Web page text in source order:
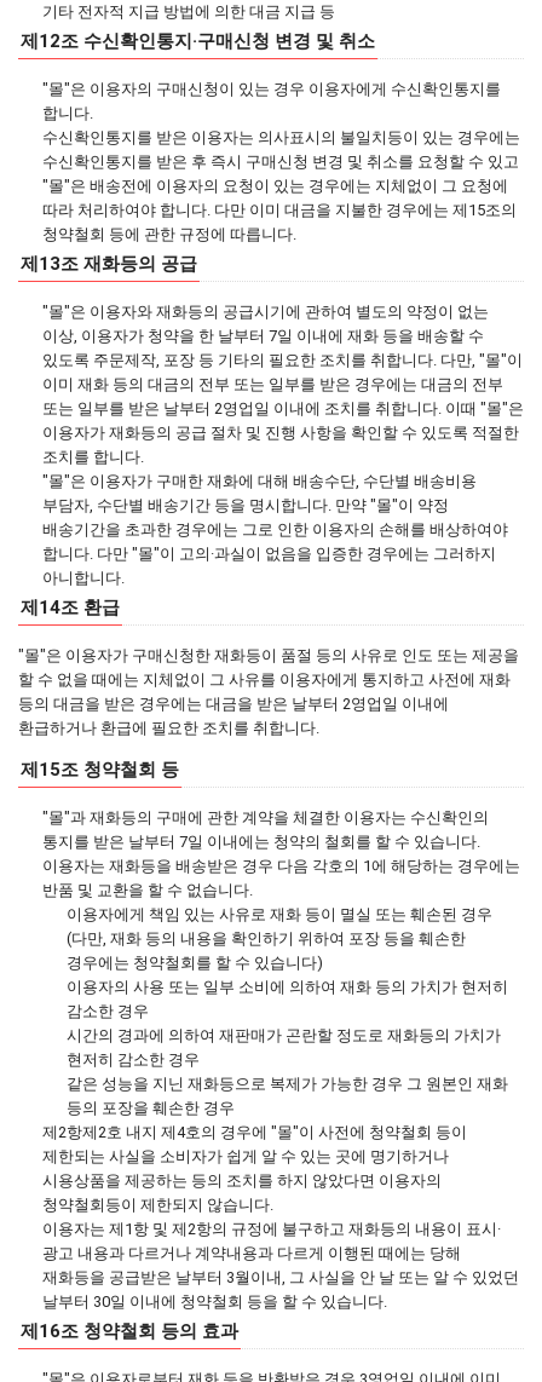
기타 전자적 지급 방법에 의한 대금 지급 등
제12조 수신확인통지·구매신청 변경 및 취소
"몰"은 이용자의 구매신청이 있는 경우 이용자에게 수신확인통지를
합니다.
수신확인통지를 받은 이용자는 의사표시의 불일치등이 있는 경우에는
수신확인통지를 받은 후 즉시 구매신청 변경 및 취소를 요청할 수 있고
"몰"은 배송전에 이용자의 요청이 있는 경우에는 지체없이 그 요청에
따라 처리하여야 합니다. 다만 이미 대금을 지불한 경우에는 제15조의
청약철회 등에 관한 규정에 따릅니다.
제13조 재화등의 공급
"몰"은 이용자와 재화등의 공급시기에 관하여 별도의 약정이 없는
이상, 이용자가 청약을 한 날부터 7일 이내에 재화 등을 배송할 수
있도록 주문제작, 포장 등 기타의 필요한 조치를 취합니다. 다만, "몰"이
이미 재화 등의 대금의 전부 또는 일부를 받은 경우에는 대금의 전부
또는 일부를 받은 날부터 2영업일 이내에 조치를 취합니다. 이때 "몰"은
이용자가 재화등의 공급 절차 및 진행 사항을 확인할 수 있도록 적절한
조치를 합니다.
"몰"은 이용자가 구매한 재화에 대해 배송수단, 수단별 배송비용
부담자, 수단별 배송기간 등을 명시합니다. 만약 "몰"이 약정
배송기간을 초과한 경우에는 그로 인한 이용자의 손해를 배상하여야
합니다. 다만 "몰"이 고의·과실이 없음을 입증한 경우에는 그러하지
아니합니다.
제14조 환급
"몰"은 이용자가 구매신청한 재화등이 품절 등의 사유로 인도 또는 제공을
할 수 없을 때에는 지체없이 그 사유를 이용자에게 통지하고 사전에 재화
등의 대금을 받은 경우에는 대금을 받은 날부터 2영업일 이내에
환급하거나 환급에 필요한 조치를 취합니다.
제15조 청약철회 등
"몰"과 재화등의 구매에 관한 계약을 체결한 이용자는 수신확인의
통지를 받은 날부터 7일 이내에는 청약의 철회를 할 수 있습니다.
이용자는 재화등을 배송받은 경우 다음 각호의 1에 해당하는 경우에는
반품 및 교환을 할 수 없습니다.
이용자에게 책임 있는 사유로 재화 등이 멸실 또는 훼손된 경우
(다만, 재화 등의 내용을 확인하기 위하여 포장 등을 훼손한
경우에는 청약철회를 할 수 있습니다)
이용자의 사용 또는 일부 소비에 의하여 재화 등의 가치가 현저히
감소한 경우
시간의 경과에 의하여 재판매가 곤란할 정도로 재화등의 가치가
현저히 감소한 경우
같은 성능을 지닌 재화등으로 복제가 가능한 경우 그 원본인 재화
등의 포장을 훼손한 경우
제2항제2호 내지 제4호의 경우에 "몰"이 사전에 청약철회 등이
제한되는 사실을 소비자가 쉽게 알 수 있는 곳에 명기하거나
시용상품을 제공하는 등의 조치를 하지 않았다면 이용자의
청약철회등이 제한되지 않습니다.
이용자는 제1항 및 제2항의 규정에 불구하고 재화등의 내용이 표시·
광고 내용과 다르거나 계약내용과 다르게 이행된 때에는 당해
재화등을 공급받은 날부터 3월이내, 그 사실을 안 날 또는 알 수 있었던
날부터 30일 이내에 청약철회 등을 할 수 있습니다.
제16조 청약철회 등의 효과